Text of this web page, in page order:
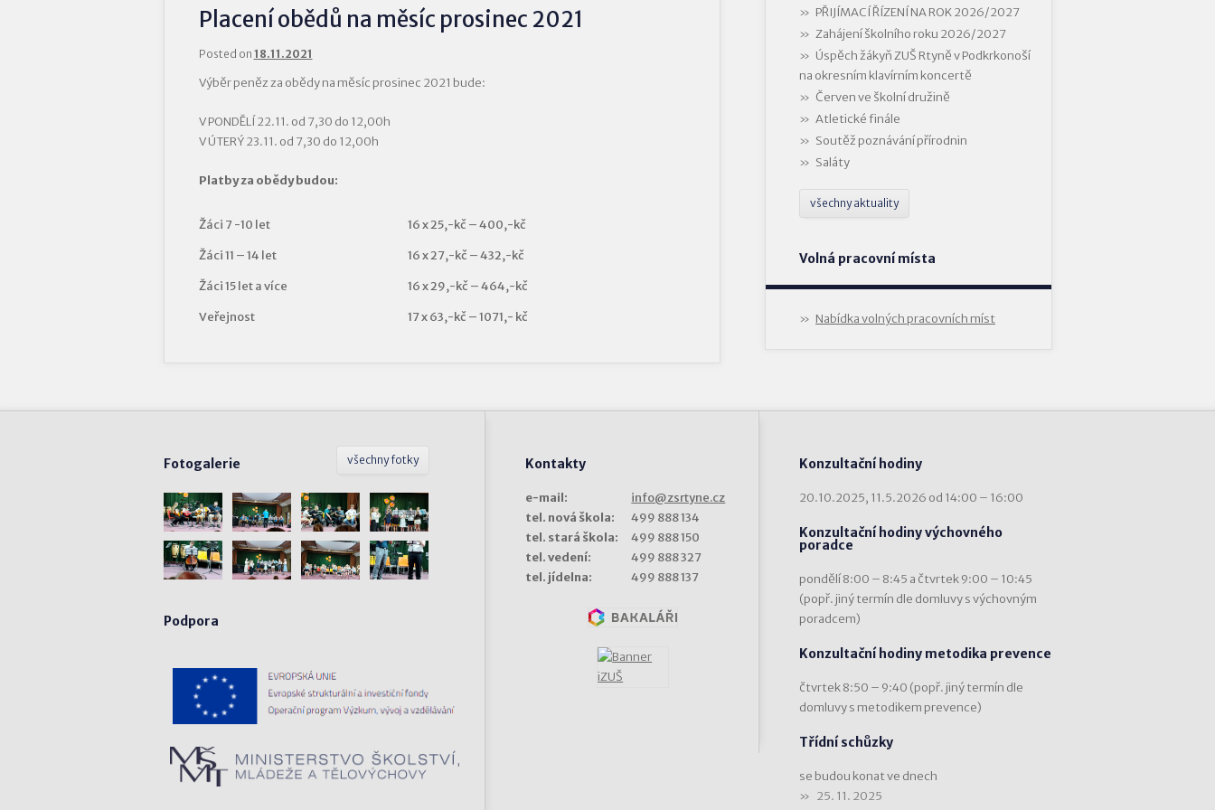
Placení obědů na měsíc prosinec 2021
Posted on 18.11.2021
Výběr peněz za obědy na měsíc prosinec 2021 bude:
V PONDĚLÍ 22.11. od 7,30 do 12,00h
V ÚTERÝ 23.11. od 7,30 do 12,00h
Platby za obědy budou:
Žáci 7 -10 let
16 x 25,-kč – 400,-kč
Žáci 11 – 14 let
16 x 27,-kč – 432,-kč
Žáci 15 let a více
16 x 29,-kč – 464,-kč
Veřejnost
17 x 63,-kč – 1071,- kč
PŘIJÍMACÍ ŘÍZENÍ NA ROK 2026/2027
Zahájení školního roku 2026/2027
Úspěch žákyň ZUŠ Rtyně v Podkrkonoší
na okresním klavírním koncertě
Červen ve školní družině
Atletické finále
Soutěž poznávání přírodnin
Saláty
všechny aktuality
Volná pracovní místa
Nabídka volných pracovních míst
všechny fotky
Fotogalerie
Podpora
Kontakty
e-mail:
info@zsrtyne.cz
tel. nová škola:
499 888 134
tel. stará škola:
499 888 150
tel. vedení:
499 888 327
tel. jídelna:
499 888 137
Konzultační hodiny
20.10.2025, 11.5.2026 od 14:00 – 16:00
Konzultační hodiny výchovného
poradce
pondělí 8:00 – 8:45 a čtvrtek 9:00 – 10:45
(popř. jiný termín dle domluvy s výchovným
poradcem)
Konzultační hodiny metodika prevence
čtvrtek 8:50 – 9:40 (popř. jiný termín dle
domluvy s metodikem prevence)
Třídní schůzky
se budou konat ve dnech
25. 11. 2025